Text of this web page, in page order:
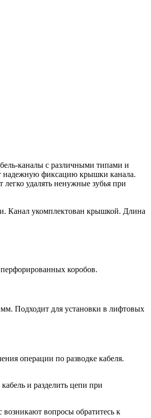
каналы с различными типами и
надежную фиксацию крышки канала.
легко удалять ненужные зубья при
Канал укомплектован крышкой. Длина
коробов.
Подходит для установки в лифтовых
операции по разводке кабеля.
и разделить цепи при
возникают вопросы обратитесь к